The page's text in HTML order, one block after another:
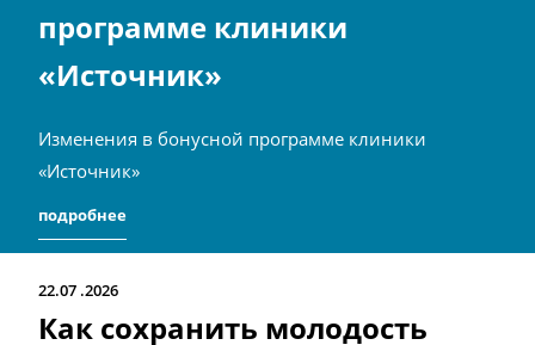
программе клиники
«Источник»
Изменения в бонусной программе клиники
«Источник»
подробнее
22.07 2026
Как сохранить молодость